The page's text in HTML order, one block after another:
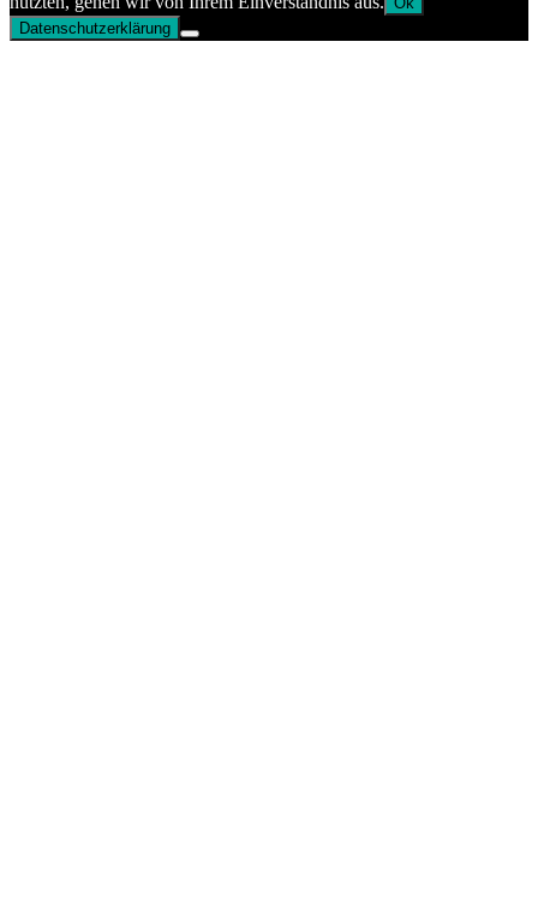
Datenschutzerklärung